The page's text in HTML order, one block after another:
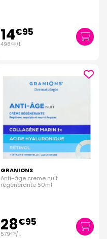
14€95
498€33/l.
GRANIONS
Anti-âge creme nuit
régénérante 50ml
28€95
579€00/l.